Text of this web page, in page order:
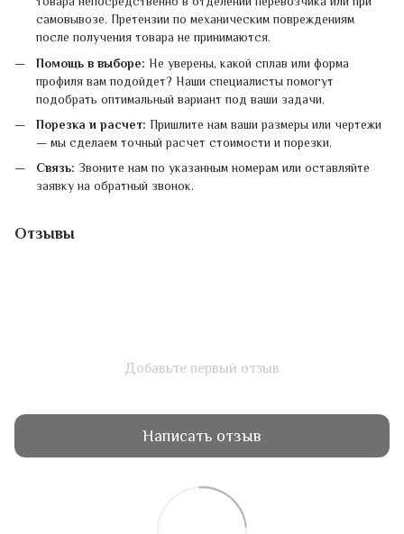
самовывозе. Претензии по механическим повреждениям
после получения товара не принимаются.
Помощь в выборе: Не уверены, какой сплав или форма
профиля вам подойдет? Наши специалисты помогут
подобрать оптимальный вариант под ваши задачи.
Порезка и расчет: Пришлите нам ваши размеры или чертежи
— мы сделаем точный расчет стоимости и порезки.
Связь: Звоните нам по указанным номерам или оставляйте
заявку на обратный звонок.
Отзывы
Добавьте первый отзыв
Написать отзыв